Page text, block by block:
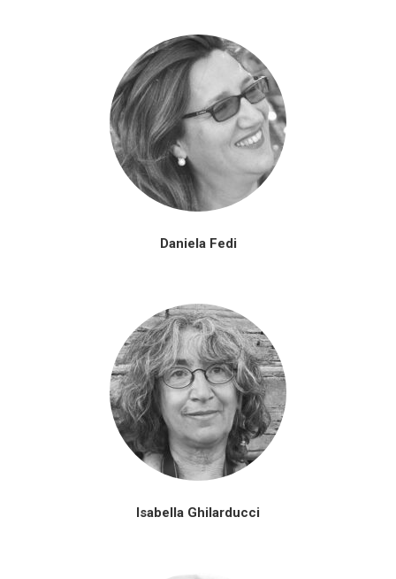
Daniela Fedi
Isabella Ghilarducci